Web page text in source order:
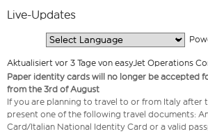
Live-Updates
Aktualisiert vor 3 Tage von easyJet Operations
Paper identity cards will no longer be accepted
from the 3rd of August
If you are planning to travel to or from Italy after
present one of the following travel documents:
Card/Italian National Identity Card or a valid